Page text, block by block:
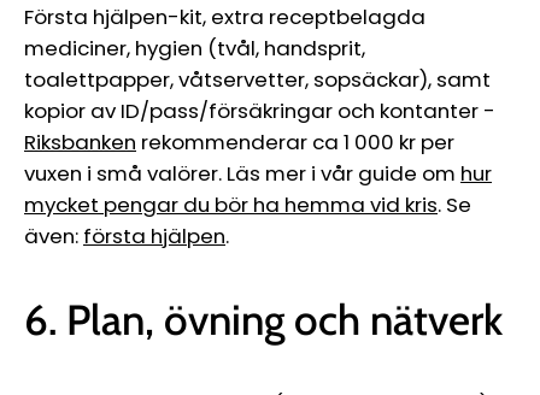
Första hjälpen-kit, extra receptbelagda
mediciner, hygien (tvål, handsprit,
toalettpapper, våtservetter, sopsäckar), samt
kopior av ID/pass/försäkringar och kontanter -
Riksbanken rekommenderar ca 1 000 kr per
vuxen i små valörer. Läs mer i vår guide om hur
mycket pengar du bör ha hemma vid kris. Se
även: första hjälpen.
6. Plan, övning och nätverk